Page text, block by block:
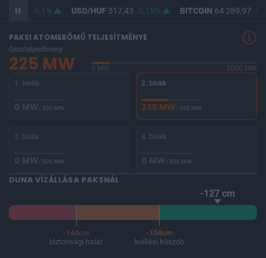
365,78 0,1% USD/HUF317,43 0,15% BITCOIN64 289,97
PAKSI ATOMERŐMŰ TELJESÍTMÉNYE
Összteljesítmény
225 MW 0 MW
2000 MW
1. blokk
0 MW/ 500 MW
2. blokk
225 MW/ 500 MW
3. blokk
0 MW/ 500 MW
4. blokk
0 MW/ 500 MW
DUNA VÍZÁLLÁSA PAKSNÁL
-127 cm
-144cm
biztonsági határ
-134cm
leállási küszöb